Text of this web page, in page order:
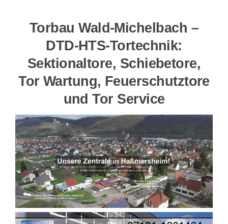
Torbau Wald-Michelbach –
DTD-HTS-Tortechnik:
Sektionaltore, Schiebetore,
Tor Wartung, Feuerschutztore
und Tor Service